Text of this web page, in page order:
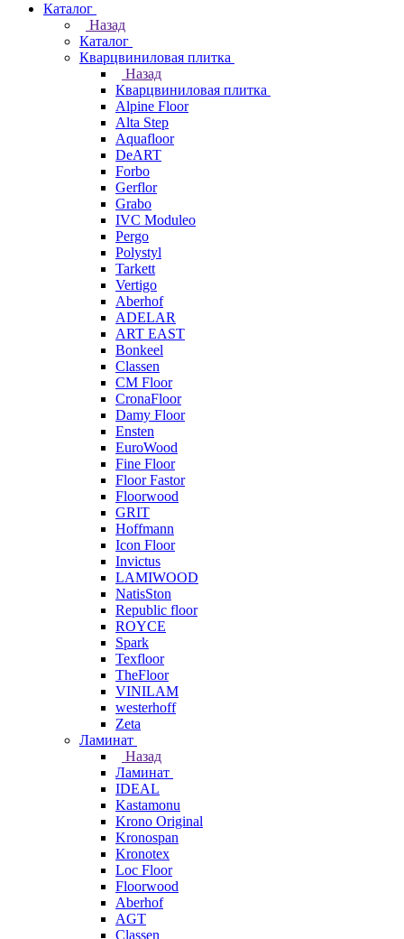
Каталог
Назад
Каталог
Кварцвиниловая плитка
Назад
Кварцвиниловая плитка
Alpine Floor
Alta Step
Aquafloor
DeART
Forbo
Gerflor
Grabo
IVC Moduleo
Pergo
Polystyl
Tarkett
Vertigo
Aberhof
ADELAR
ART EAST
Bonkeel
Classen
CM Floor
CronaFloor
Damy Floor
Ensten
EuroWood
Fine Floor
Floor Fastor
Floorwood
GRIT
Hoffmann
Icon Floor
Invictus
LAMIWOOD
NatisSton
Republic floor
ROYCE
Spark
Texfloor
TheFloor
VINILAM
westerhoff
Zeta
Ламинат
Назад
Ламинат
IDEAL
Kastamonu
Krono Original
Kronospan
Kronotex
Loc Floor
Floorwood
Aberhof
AGT
Classen